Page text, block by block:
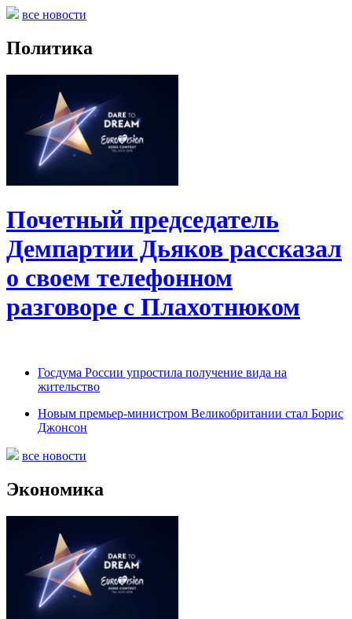
все новости
Политика
Почетный председатель
Демпартии Дьяков рассказал
о своем телефонном
разговоре с Плахотнюком
Госдума России упростила получение вида на
жительство
Новым премьер-министром Великобритании стал Борис
Джонсон
все новости
Экономика